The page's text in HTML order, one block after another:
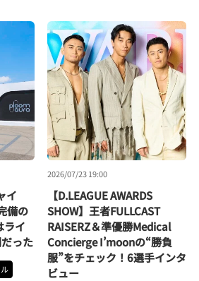
イ
備の
ライ
った
2026/07/23 19:00
【D.LEAGUE AWARDS
SHOW】王者FULLCAST
RAISERZ＆準優勝Medical
Concierge I’moonの“勝負
服”をチェック！6選手インタ
ビュー